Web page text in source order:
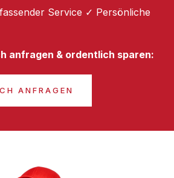
Service ✓ Persönliche
anfragen & ordentlich sparen:
ANFRAGEN